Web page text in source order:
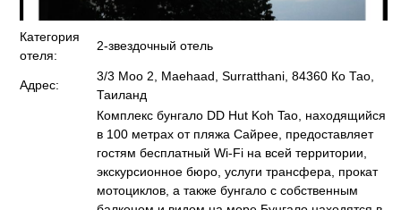
Категория
отеля:
2-звездочный отель
Адрес:
3/3 Moo 2, Maehaad, Surratthani, 84360 Ко Тао,
Таиланд
Комплекс бунгало DD Hut Koh Tao, находящийся
в 100 метрах от пляжа Сайрее, предоставляет
гостям бесплатный Wi-Fi на всей территории,
экскурсионное бюро, услуги трансфера, прокат
мотоциклов, а также бунгало с собственным